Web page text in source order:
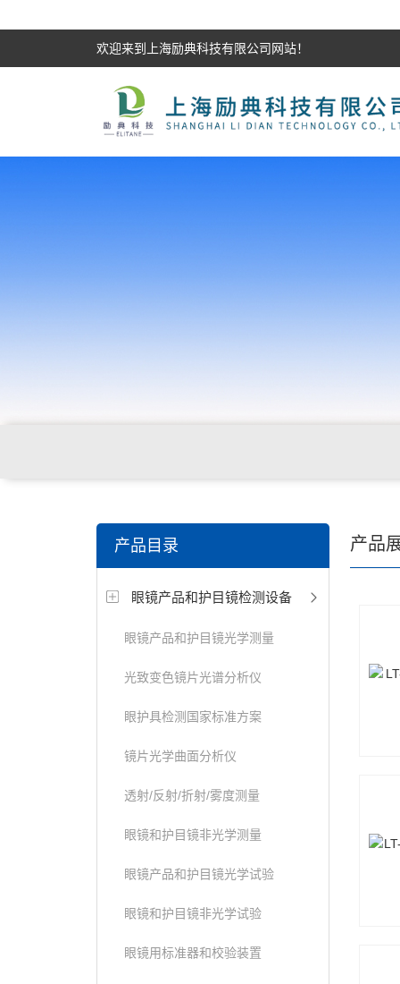
欢迎来到上海励典科技有限公司网站！
仪，角膜接触镜厚度测量仪，角膜接触镜折光仪，角
测试仪，人工晶状体疲劳试验仪等
产品目录
眼镜产品和护目镜检测设备
眼镜产品和护目镜光学测量
光致变色镜片光谱分析仪
眼护具检测国家标准方案
镜片光学曲面分析仪
透射/反射/折射/雾度测量
眼镜和护目镜非光学测量
眼镜产品和护目镜光学试验
眼镜和护目镜非光学试验
眼镜用标准器和校验装置
产品